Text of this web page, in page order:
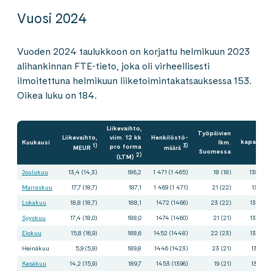
Vuosi 2024
Vuoden 2024 taulukkoon on korjattu helmikuun 2023
alihankinnan FTE-tieto, joka oli virheellisesti
ilmoitettuna helmikuun liiketoimintakatsauksessa 153.
Oikea luku on 184.
Kuukausi
Liikevaihto,
MEUR 1)
Liikevaihto,
viim. 12 kk
pro forma
(LTM) 2)
Henkilöstö-
määrä 3)
Työpäivien
lkm.
Suomessa
Joulukuu 13,4 (14,3) 186,2 1 471 (1 465) 18 (18) 1382
Marraskuu 17,7 (18,7) 187,1 1 469 (1 471) 21 (22) 1371
Lokakuu 18,8 (18,7) 188,1 1472 (1466) 23 (22) 1384
Syyskuu 17,4 (18,0) 188,0 1474 (1460) 21 (21) 1380
Elokuu 15,8 (16,9) 188,6 1452 (1448) 22 (23) 1366
Heinäkuu 5,9 (5,9) 189,8 1446 (1423) 23 (21) 1366
Kesäkuu 14,2 (15,9) 189,7 1453 (1396) 19 (21) 1368